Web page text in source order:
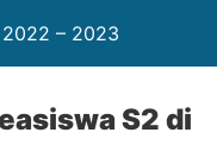
– 2023
S2 di